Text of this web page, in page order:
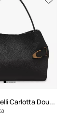
Carlo Salvatelli Carlotta Double